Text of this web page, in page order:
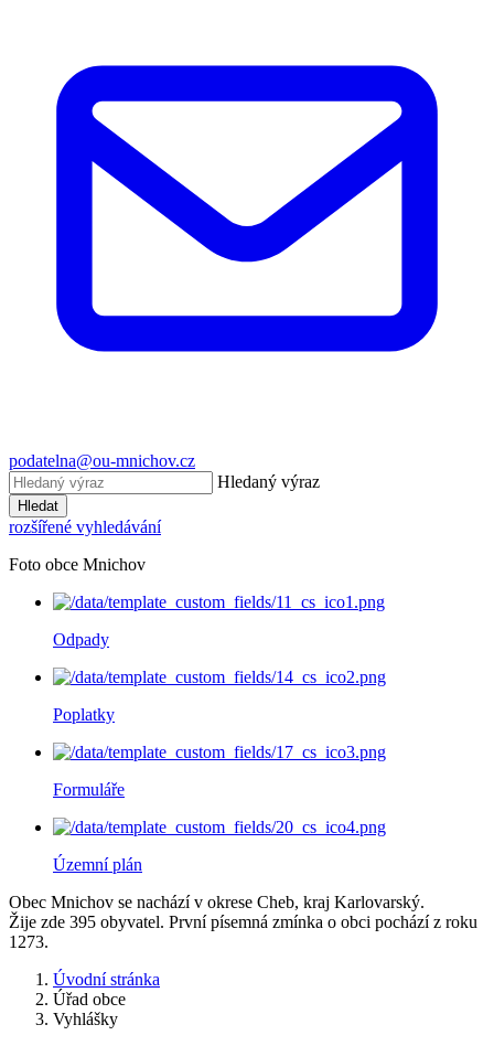
podatelna@ou-mnichov.cz
Hledaný výraz
Hledat
rozšířené vyhledávání
Foto obce Mnichov
Odpady
Poplatky
Formuláře
Územní plán
Obec Mnichov se nachází v okrese Cheb, kraj Karlovarský.
Žije zde 395 obyvatel. První písemná zmínka o obci pochází z roku
1273.
Úvodní stránka
Úřad obce
Vyhlášky